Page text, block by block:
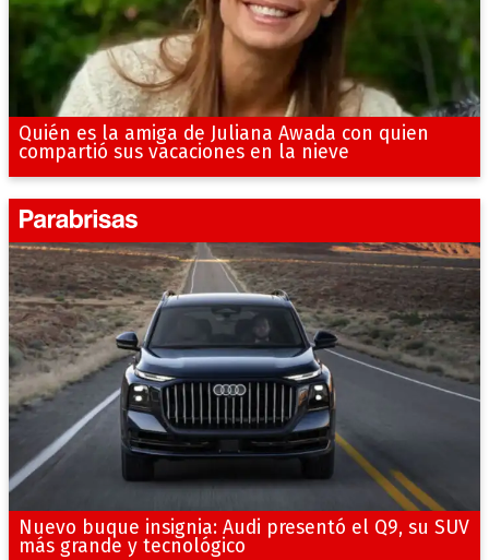
Quién es la amiga de Juliana Awada con quien
compartió sus vacaciones en la nieve
Nuevo buque insignia: Audi presentó el Q9, su SUV
más grande y tecnológico